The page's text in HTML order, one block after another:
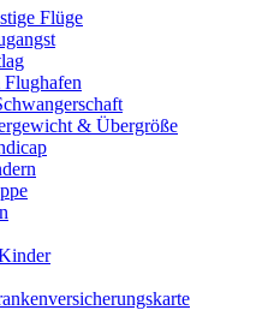
Flüge
& Übergröße